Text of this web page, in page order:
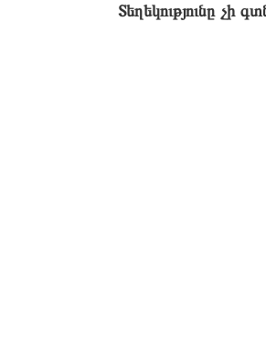
Տեղեկությունը չի